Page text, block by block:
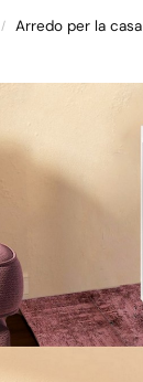
/ Arredo per la casa